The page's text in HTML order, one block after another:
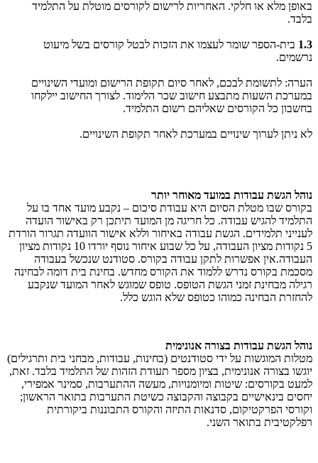
באופן מלא או חלקי. האחריות לרישום לקורסים מוטלת על התלמיד
בלבד.
1.3 בית-הספר שומר לעצמו את הזכות לבטל קורסים בשל מיעוט
נרשמים.
הערה: לתשומת לבכם, לאחר סיום תקופת הרישום ומועדי השינויים
במערכת השעות מתבצע חישוב שכר הלימוד. לצורך החישוב יילקחו
בחשבון כל הקורסים שאליהם רשום התלמיד.
לא ניתן לערוך שינויים במערכת לאחר תקופת השינויים.
נוהל הגשת עבודות במועד מאוחר יותר
בקורס שבו מטלת הסיום היא עבודת סיכום – נקבע מועד אחד בו על
התלמיד להגיש עבודה. כל חריגה מן המועד תיתכן רק באישור הועדה
לענייני תלמידים. הגשת עבודה באיחור וללא אישור הוועדה תגרור הורדת
5 נקודות מציון העבודה, על כל שבוע איחור נוסף יורדו 10 נקודות מציון
העבודה.אין אפשרות לתקן עבודה בקורס. סטודנט שנכשל בעבודה
מסכמת בקורס נדרש ללמוד את הקורס מחדש. בחינת בית דומה לבחינה
רגילה מבחינת זמני הגשת הטופס. טופס שמוגש לאחר המועד שנקבע
להחזרת הבחינה כמוהו כטופס שלא הוגש כלל.
נוהל הגשת עבודות בצורה אנונימית
מטלות המוגשות על ידי סטודנטים (בחינות, עבודות, מבחני בית ותרגילים)
יוגשו בצורה אנונימית, בציון מספר תעודת הזהות של התלמיד בלבד. זאת,
למעט בקורסים: שיטות ומיומנויות, מעשה ההתערבות, סמינר אמפירי,
יחסים בינאישיים בקבוצה והקבוצה כשיטת התערבות בתואר הראשון;
וקורסי הפרקטיקום, סדנאות התיזה והקורס התבוננות ביקורתית
רפלקטיבית בתואר השני.